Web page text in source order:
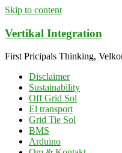
Skip to content
Vertikal Integration
First Pricipals Thinking,
Disclaimer
Sustainability
Off Grid Sol
El transport
Grid Tie Sol
BMS
Arduino